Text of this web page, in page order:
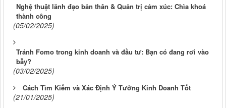
Nghệ thuật lãnh đạo bản thân & Quản trị cảm xúc: Chìa khoá
thành công
(05/02/2025)
Tránh Fomo trong kinh doanh và đầu tư: Bạn có đang rơi vào
bẫy?
(03/02/2025)
Cách Tìm Kiếm và Xác Định Ý Tưởng Kinh Doanh Tốt
(21/01/2025)